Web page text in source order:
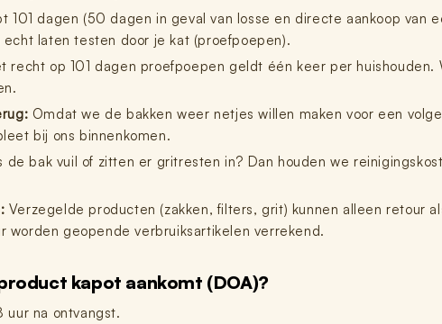
101 dagen (50 dagen in geval van losse en directe aankoop van
laten testen door je kat (proefpoepen).
recht op 101 dagen proefpoepen geldt één keer per huishouden.
Omdat we de bakken weer netjes willen maken voor een
bij ons binnenkomen.
de bak vuil of zitten er gritresten in? Dan houden we
Verzegelde producten (zakken, filters, grit) kunnen alleen retour
worden geopende verbruiksartikelen verrekend.
kapot aankomt (DOA)?
na ontvangst.